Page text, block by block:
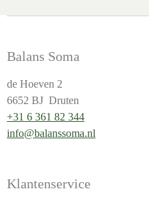
Balans Soma
de Hoeven 2
6652 BJ Druten
+31 6 361 82 344
info@balanssoma.nl
Klantenservice